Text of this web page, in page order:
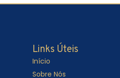
Links Úteis
Início
Sobre Nós